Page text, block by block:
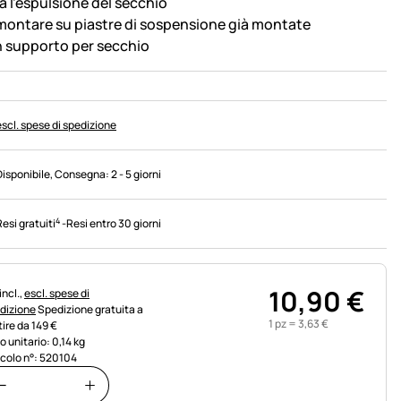
su piastre di sospensione già montate
supporto per secchio
spese di spedizione
, Consegna:2 - 5 giorni
gratuiti4-Resi entro 30 giorni
fiscali:
escl. spese di
Spedizione gratuita a
da 149 €
unitario: 0,14 kg
n°: 520104
10,90€
1 pz =3,63€